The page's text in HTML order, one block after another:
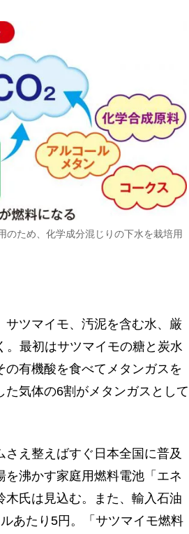
のため、化学成分混じりの下水を栽培用
ツマイモ、汚泥を含む水、厳
最初はサツマイモの糖と炭水
有機酸を食べてメタンガスを
気体の6割がメタンガスとして
え整えばすぐ日本全国に普及
沸かす家庭用燃料電池「エネ
氏は見込む。また、輸入石油
あたり5円。「サツマイモ燃料